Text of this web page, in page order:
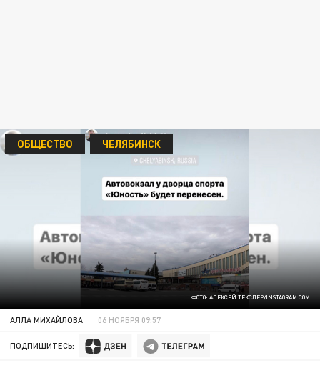
ФОТО: АЛЕКСЕЙ ТЕКСЛЕР/INSTAGRAM.COM
ОБЩЕСТВО ЧЕЛЯБИНСК
АЛЛА МИХАЙЛОВА 06 НОЯБРЯ 09:57
ПОДПИШИТЕСЬ: